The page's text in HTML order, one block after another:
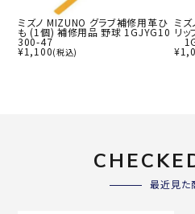
ミズノ MIZUNO グラブ補修用革ひ
も (1個) 補修用品 野球 1GJYG10
300-47
¥1,100(税込)
ミ
リ
¥
最近見た